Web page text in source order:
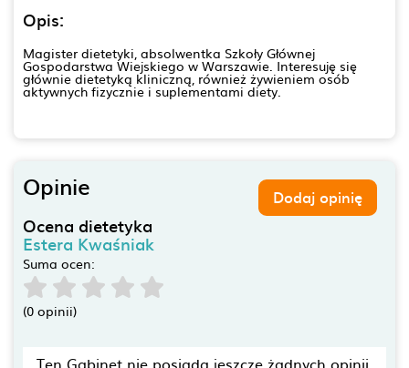
Opis:
Magister dietetyki, absolwentka Szkoły Głównej
Gospodarstwa Wiejskiego w Warszawie. Interesuję się
głównie dietetyką kliniczną, również żywieniem osób
aktywnych fizycznie i suplementami diety.
Opinie Dodaj opinię
Ocena dietetyka
Estera Kwaśniak
Suma ocen:
(0 opinii)
Ten Gabinet nie posiada jeszcze żadnych opinii.